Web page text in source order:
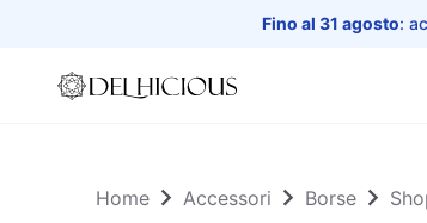
Fino al 31 agosto:
Home
Home Accessori Borse